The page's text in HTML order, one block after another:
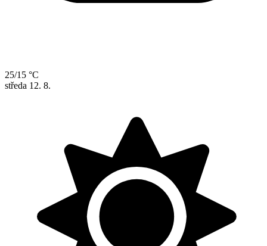
25/15 °C
středa 12. 8.